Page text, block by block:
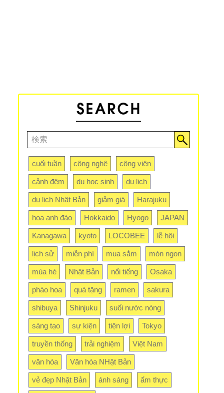
cuối tuần công nghệ công viên
cảnh đêm du học sinh du lịch
du lịch Nhật Bản giảm giá Harajuku
hoa anh đào Hokkaido Hyogo JAPAN
Kanagawa kyoto LOCOBEE lễ hội
lịch sử miễn phí mua sắm món ngon
mùa hè Nhật Bản nổi tiếng Osaka
pháo hoa quà tặng ramen sakura
shibuya Shinjuku suối nước nóng
sáng tạo sự kiện tiện lợi Tokyo
truyền thống trải nghiệm Việt Nam
văn hóa Văn hóa NHật Bản
vẻ đẹp Nhật Bản ánh sáng ẩm thực